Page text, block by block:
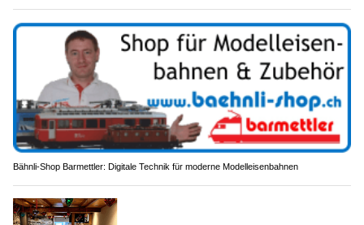
Bähnli-Shop Barmettler: Digitale Technik für moderne Modelleisenbahnen